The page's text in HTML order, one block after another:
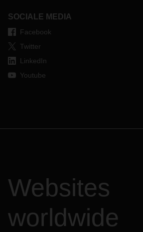
SOCIALE MEDIA
Facebook
Twitter
LinkedIn
Youtube
Websites
worldwide